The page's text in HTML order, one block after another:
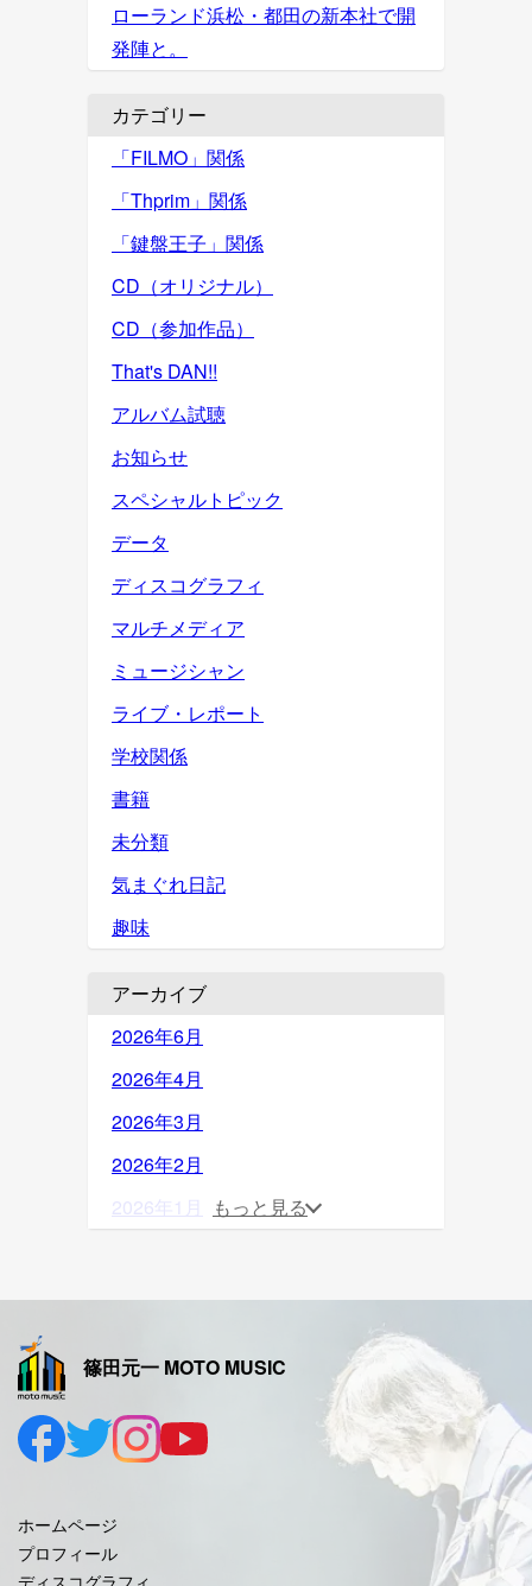
ローランド浜松・都田の新本社で開
発陣と。
カテゴリー
「FILMO」関係
「Thprim」関係
「鍵盤王子」関係
CD（オリジナル）
CD（参加作品）
That's DAN!!
アルバム試聴
お知らせ
スペシャルトピック
データ
ディスコグラフィ
マルチメディア
ミュージシャン
ライブ・レポート
学校関係
書籍
未分類
気まぐれ日記
趣味
アーカイブ
2026年6月
2026年4月
2026年3月
2026年2月
2026年1月
2025年9月
2025年8月
2025年7月
2025年5月
もっと見る
篠田元一 MOTO MUSIC
ホームページ
プロフィール
ディスコグラフィ